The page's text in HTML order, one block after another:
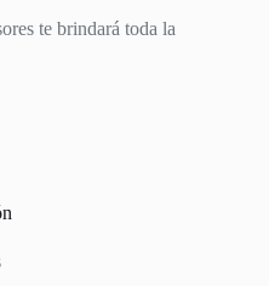
te brindará toda la